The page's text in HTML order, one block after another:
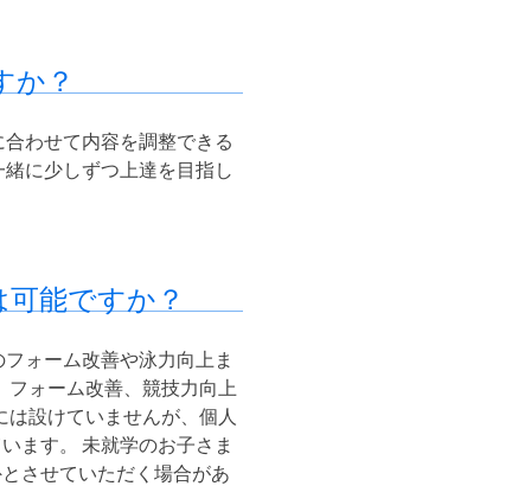
か？
わせて内容を調整できる
に少しずつ上達を目指し
能ですか？
ォーム改善や泳力向上ま
フォーム改善、競技力向上
設けていませんが、個人
ます。 未就学のお子さま
させていただく場合があ